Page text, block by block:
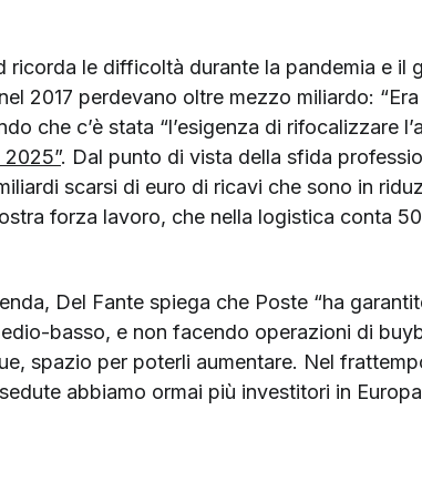
ricorda le difficoltà durante la pandemia e il
2017 perdevano oltre mezzo miliardo:
che c’è stata “l’esigenza di rifocalizzare
. Dal punto di vista della sfida
scarsi di euro di ricavi che sono in
forza lavoro, che nella logistica conta
Del Fante spiega che Poste “ha
basso, e non facendo operazioni di
spazio per poterli aumentare. Nel
abbiamo ormai più investitori in